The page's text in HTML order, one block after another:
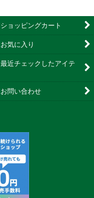
ショッピングカート
お気に入り
最近チェックしたアイテ
お問い合わせ